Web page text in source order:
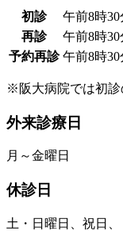
初診
午前8時
再診
午前8時
予約再診 午前8時
※阪大病院では初診
外来診療日
月～金曜日
休診日
土・日曜日、祝日、